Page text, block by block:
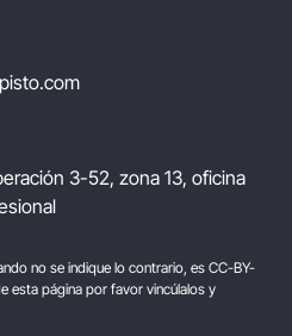
3-52, zona 13, oficina
no se indique lo contrario, es CC-BY-
esta página por favor vincúlalos y